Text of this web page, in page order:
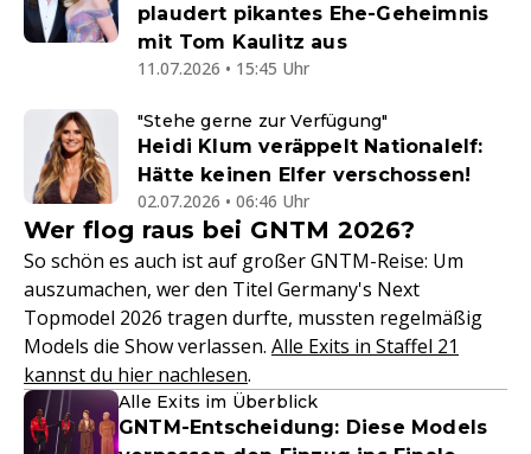
plaudert pikantes Ehe-Geheimnis
mit Tom Kaulitz aus
11.07.2026 • 15:45 Uhr
"Stehe gerne zur Verfügung"
Heidi Klum veräppelt Nationalelf:
Hätte keinen Elfer verschossen!
02.07.2026 • 06:46 Uhr
Wer flog raus bei GNTM 2026?
So schön es auch ist auf großer GNTM-Reise: Um
auszumachen, wer den Titel Germany's Next
Topmodel 2026 tragen durfte, mussten regelmäßig
Models die Show verlassen. Alle Exits in Staffel 21
kannst du hier nachlesen.
Alle Exits im Überblick
GNTM-Entscheidung: Diese Models